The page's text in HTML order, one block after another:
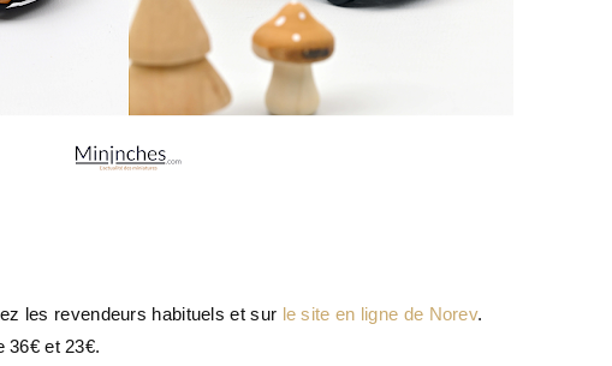
les revendeurs habituels et sur le site en ligne de Norev.
36€ et 23€.